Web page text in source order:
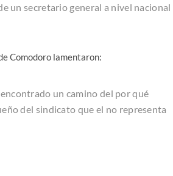
un secretario general a nivel nacional
Comodoro lamentaron:
un camino del por qué
del sindicato que el no representa